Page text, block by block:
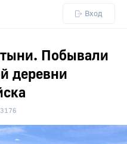
Вход
Побывали
деревни
3176